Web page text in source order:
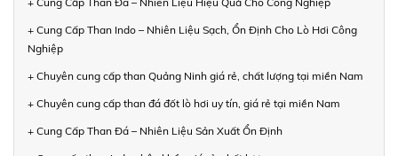
+ Cung Cấp Than Indo – Nhiên Liệu Sạch, Ổn Định Cho Lò Hơi Công
Nghiệp
+ Chuyên cung cấp than Quảng Ninh giá rẻ, chất lượng tại miền Nam
+ Chuyên cung cấp than đá đốt lò hơi uy tín, giá rẻ tại miền Nam
+ Cung Cấp Than Đá – Nhiên Liệu Sản Xuất Ổn Định